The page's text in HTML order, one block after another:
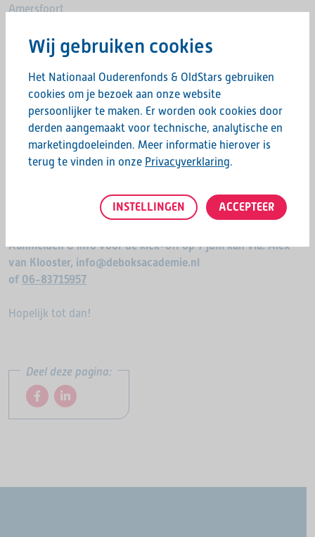
Amersfoort
11:15 Start clinic OldStars boksen
12:15 Napraten met een gezonde snack en een lekker
bakkie
Deelname aan de kick-off is gratis, de Boks Academie zorgt
voor benodigde materialen voor deze kick-off. Makkelijk
zittende sportkleding en schone sportschoenen voldoen.
Nijverheidsweg Noord 94b (ingang achterzijde),
Aanmelden & info voor de kick-off op 7 juni kan via: Alex
van Klooster, info@deboksacademie.nl
of 06-83715957
Hopelijk tot dan!
Deel deze pagina:
Wij gebruiken cookies
Het Nationaal Ouderenfonds & OldStars gebruiken
cookies om je bezoek aan onze website
persoonlijker te maken. Er worden ook cookies door
derden aangemaakt voor technische, analytische en
marketingdoeleinden. Meer informatie hierover is
terug te vinden in onze Privacyverklaring.
INSTELLINGEN ACCEPTEER